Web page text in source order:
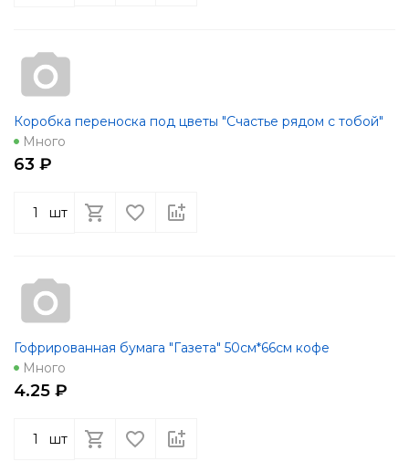
Коробка переноска под цветы "Счастье рядом с тобой"
Много
63 ₽
шт
Гофрированная бумага "Газета" 50см*66см кофе
Много
4.25 ₽
шт